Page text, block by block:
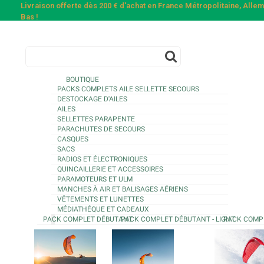
Livraison offerte dès 200 € d'achat en France Métropolitaine,
Bas !
BOUTIQUE
PACKS COMPLETS AILE SELLETTE SECOURS
DESTOCKAGE D'AILES
AILES
SELLETTES PARAPENTE
PARACHUTES DE SECOURS
CASQUES
SACS
RADIOS ET ÉLECTRONIQUES
QUINCAILLERIE ET ACCESSOIRES
PARAMOTEURS ET ULM
MANCHES À AIR ET BALISAGES AÉRIENS
VÊTEMENTS ET LUNETTES
MÉDIATHÉQUE ET CADEAUX
PACK COMPLET DÉBUTANTPACK COMPLET DÉBUTANT - LIGHT
PACK